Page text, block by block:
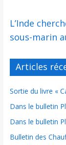
L’Inde
sous-marin
Articles
Sortie du livre «
Dans le bulletin
Dans le bulletin
Bulletin des